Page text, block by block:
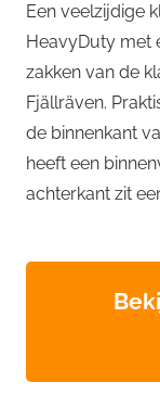
Een veelzijdige
HeavyDuty met
zakken van de
Fjällräven.
de binnenkant
heeft een
achterkant zit